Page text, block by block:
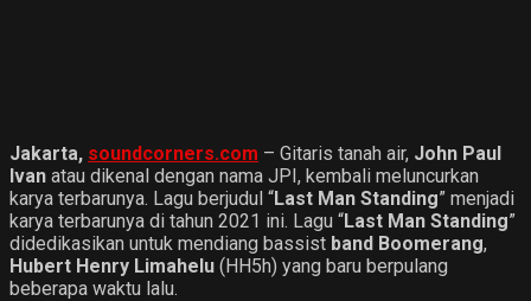
Jakarta, soundcorners.com – Gitaris tanah air, John Paul
Ivan atau dikenal dengan nama JPI, kembali meluncurkan
karya terbarunya. Lagu berjudul “Last Man Standing” menjadi
karya terbarunya di tahun 2021 ini. Lagu “Last Man Standing”
didedikasikan untuk mendiang bassist band Boomerang,
Hubert Henry Limahelu (HH5h) yang baru berpulang
beberapa waktu lalu.